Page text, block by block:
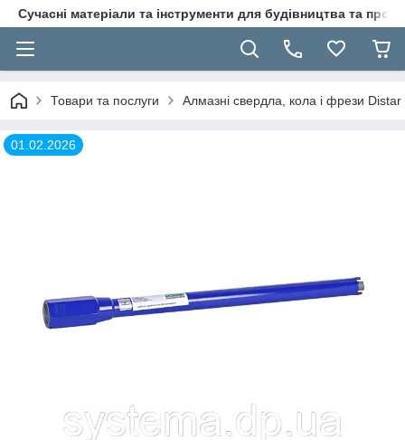
Сучасні матеріали та інструменти для будівництва та
Товари та послуги Алмазні свердла, кола і фрези Distar
01.02.2026